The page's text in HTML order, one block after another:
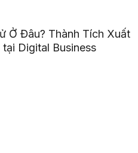
Ở Đâu? Thành Tích Xuất
Digital Business